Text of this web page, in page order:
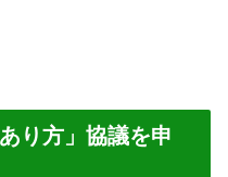
り方」協議を申